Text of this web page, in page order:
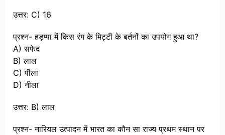
उत्तर: C) 16
प्रश्न- हड़प्पा में किस रंग के मिट्टी के बर्तनों का उपयोग हुआ था?
A) सफेद
B) लाल
C) पीला
D) नीला
उत्तर: B) लाल
प्रश्न- नारियल उत्पादन में भारत का कौन सा राज्य प्रथम स्थान पर